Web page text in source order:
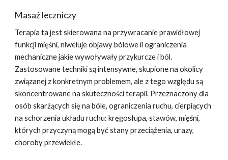
Masaż leczniczy
Terapia ta jest skierowana na przywracanie prawidłowej
funkcji mięśni, niweluje objawy bólowe ii ograniczenia
mechaniczne jakie wywoływały przykurcze i ból.
Zastosowane techniki są intensywne, skupione na okolicy
związanej z konkretnym problemem, ale z tego względu są
skoncentrowane na skuteczności terapii. Przeznaczony dla
osób skarżących się na bóle, ograniczenia ruchu, cierpiących
na schorzenia układu ruchu: kręgosłupa, stawów, mięśni,
których przyczyną mogą być stany przeciążenia, urazy,
choroby przewlekłe.